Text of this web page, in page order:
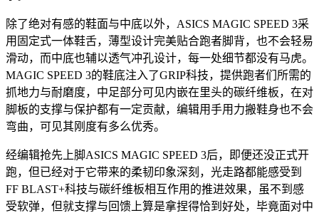
除了绝对有感的鞋面与中底以外，ASICS MAGIC SPEED 3采
用固定式一体鞋舌，薄型设计完美贴合跑者脚背，也不会轻易
滑动，而中底也辅以透气冲孔设计，每一处细节都没有马虎。
MAGIC SPEED 3的鞋底注入了GRIP科技，提供跑者们所需的
抓地力与耐磨度，中足部分可见内嵌在里头的碳纤维板，在对
脚板的支撑与保护都有一定贡献，编辑用手用力搬鞋身也不会
弯曲，可见其刚度有多么优秀。
经编辑抢先上脚ASICS MAGIC SPEED 3后，即便还没正式开
跑，但已经对于它带来的柔韧印象深刻，光走路都能感受到
FF BLAST+科技与碳纤维板相互作用的推进效果，虽不到感
受软弹，但就支撑与回馈上算是拿捏得恰到好处，毕竟面对中